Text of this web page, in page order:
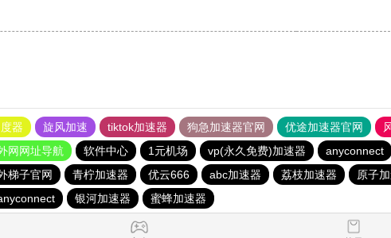
器 旋风加速 tiktok加速器 狗急加速器官网 优途加速器官网
网网址导航 软件中心 1元机场 vp(永久免费)加速器 anyconnect
梯子官网 青柠加速器 优云666 abc加速器 荔枝加速器 原子
银河加速器 蜜蜂加速器